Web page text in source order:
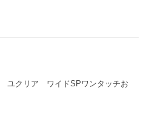
クリア ワイドSPワンタッチお